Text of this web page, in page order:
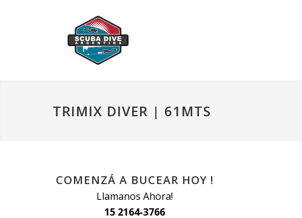
TRIMIX DIVER | 61MTS
COMENZÁ A BUCEAR HOY !
Llamanos Ahora!
15 2164-3766